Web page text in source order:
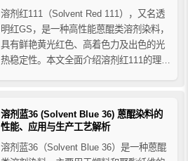
溶剂红111（Solvent Red 111），又名透
明红GS，是一种高性能蒽醌类溶剂染料，
具有鲜艳黄光红色、高着色力及出色的光
热稳定性。本文全面介绍溶剂红111的理化
用参考。
溶剂蓝36 (Solvent Blue 36) 蒽醌染料的
性能、应用与生产工艺解析
溶剂蓝36（Solvent Blue 36）是一种蒽醌